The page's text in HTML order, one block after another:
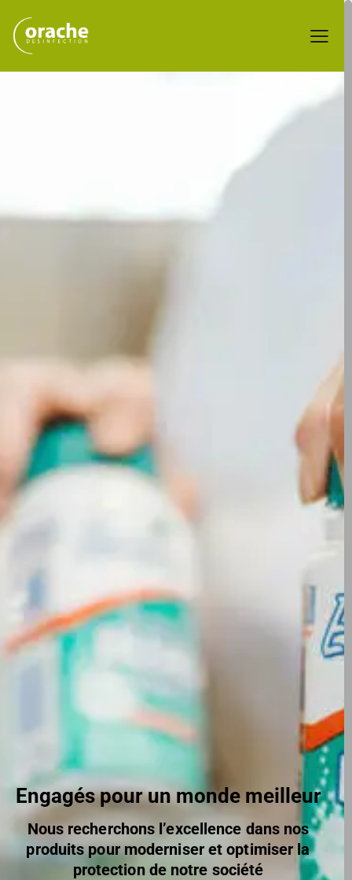
Engagés pour un monde meilleur
Nous recherchons l’excellence dans nos
produits pour moderniser et optimiser la
protection de notre société